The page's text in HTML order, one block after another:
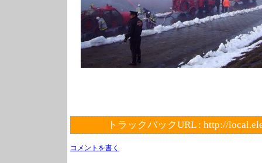
トラックバックURL : http://
コメントを書く